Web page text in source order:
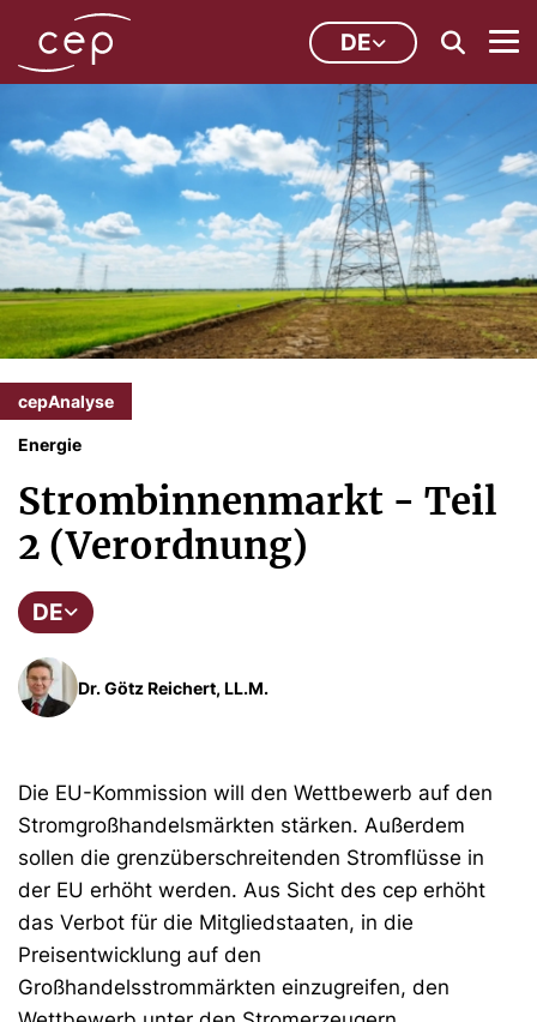
DE
cepAnalyse
Energie
Strombinnenmarkt - Teil
2 (Verordnung)
DE
Dr. Götz Reichert, LL.M.
Die EU-Kommission will den Wettbewerb auf den
Stromgroßhandelsmärkten stärken. Außerdem
sollen die grenzüberschreitenden Stromflüsse in
der EU erhöht werden. Aus Sicht des cep erhöht
das Verbot für die Mitgliedstaaten, in die
Preisentwicklung auf den
Großhandelsstrommärkten einzugreifen, den